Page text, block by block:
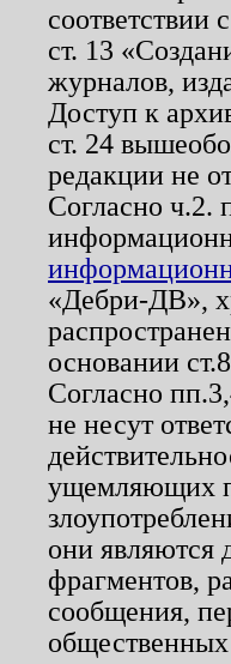
соответствии с
ст. 13
журналов,
Доступ к
ст. 24
редакции не
Согласно ч.2.
«Дебри-ДВ»,
основании
Согласно
не несут
ущемляющих
они являются
фрагментов,
сообщения,